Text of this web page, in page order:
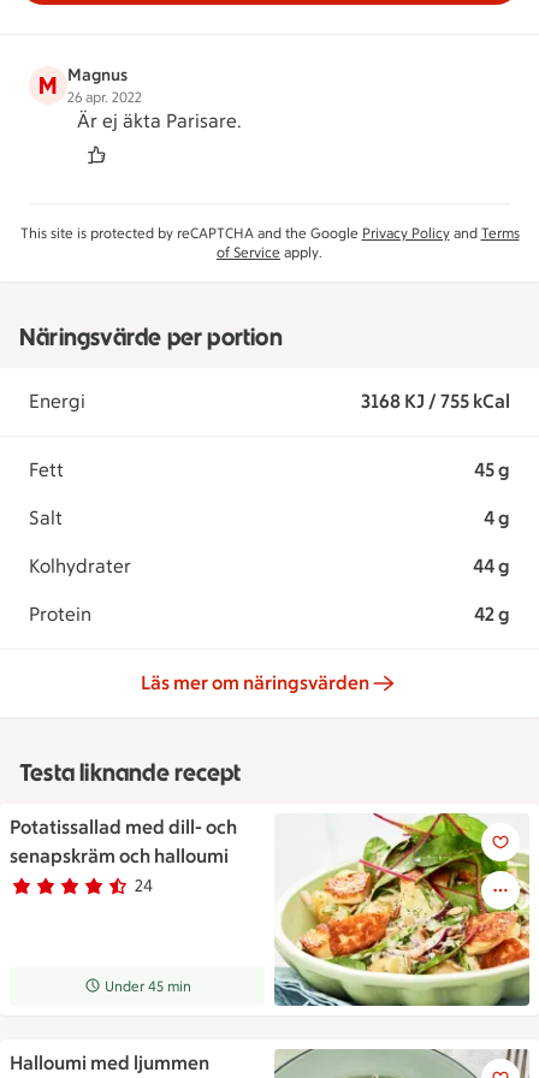
M Magnus
26 apr. 2022
Är ej äkta Parisare.
This site is protected by reCAPTCHA and the Google Privacy Policyand Terms
of Service apply.
Näringsvärde per portion
Energi 3168 KJ / 755 kCal
Fett 45 g
Salt 4 g
Kolhydrater 44 g
Protein 42 g
Läs mer om näringsvärden
Testa liknande recept
Potatissallad med dill- och
senapskräm och halloumi
Betyg 4.7 av 5. 24
24 personer har röstat
Receptet tar Under 45 min att tillaga
Under 45 min
Potatissallad med dill- och
Halloumi med ljummen
Halloumi med ljummen